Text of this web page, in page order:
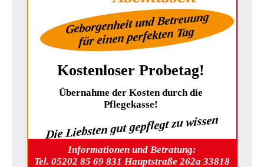
Geborgenheit und Betreuung
für einen perfekten Tag
Kostenloser Probetag!
Übernahme der Kosten durch die
Pflegekasse!
Die Liebsten gut gepflegt zu wissen
Informationen und Betratung:
Tel. 05202 85 69 831 Hauptstraße 262a 33818